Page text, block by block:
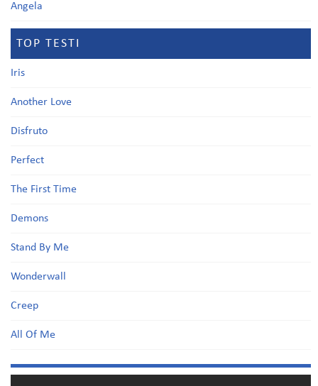
Angela
TOP TESTI
Iris
Another Love
Disfruto
Perfect
The First Time
Demons
Stand By Me
Wonderwall
Creep
All Of Me